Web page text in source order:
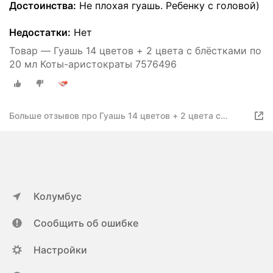
Достоинства: Не плохая гуашь. Ребенку с головой)
Недостатки: Нет
Товар — Гуашь 14 цветов + 2 цвета с блёстками по
20 мл Коты-аристократы 7576496
Больше отзывов про Гуашь 14 цветов + 2 цвета с
Колумбус
Сообщить об ошибке
Настройки